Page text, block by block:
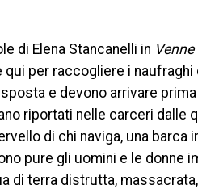
di Elena Stancanelli in
per raccogliere i naufraghi
e devono arrivare
riportati nelle carceri dalle
di chi naviga, una barca
pure gli uomini e le donne
di terra distrutta, massacrata,